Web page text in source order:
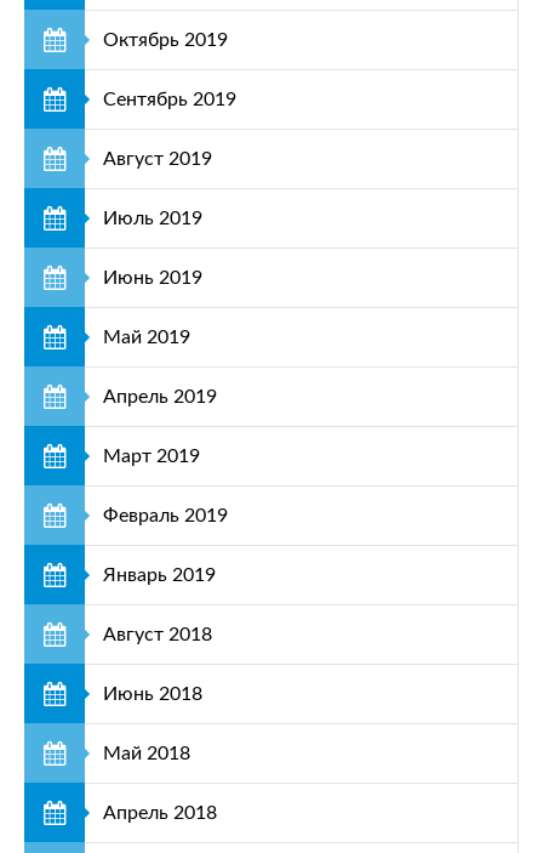
Октябрь 2019
Сентябрь 2019
Август 2019
Июль 2019
Июнь 2019
Май 2019
Апрель 2019
Март 2019
Февраль 2019
Январь 2019
Август 2018
Июнь 2018
Май 2018
Апрель 2018